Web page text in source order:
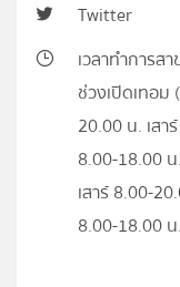
Twitter
เวลาทำการส
ช่วงเปิดเทอ
20.00 น. เส
8.00-18.00
เสาร์ 8.00-
8.00-18.00 น.